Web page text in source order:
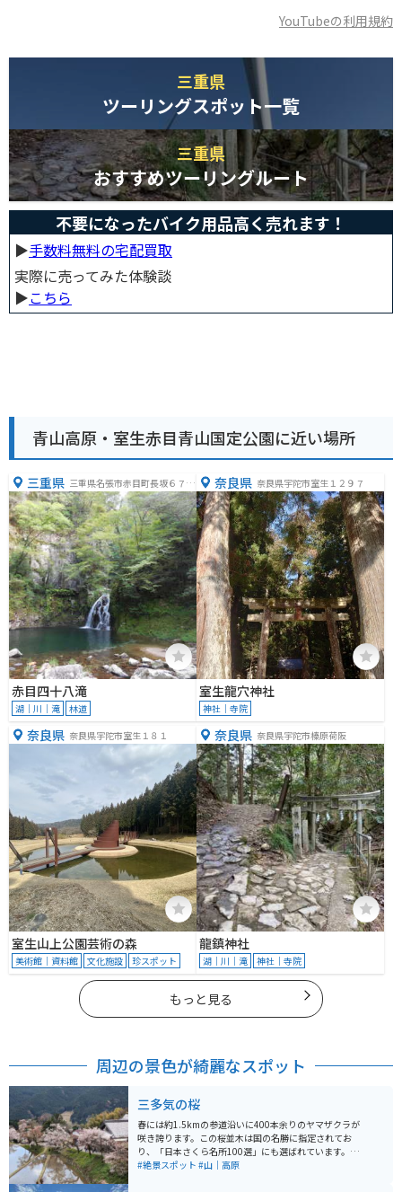
YouTubeの利用規約
三重県
ツーリングスポット一覧
三重県
おすすめツーリングルート
不要になったバイク用品高く売れます！
▶︎手数料無料の宅配買取
実際に売ってみた体験談
▶︎こちら
青山高原・室生赤目青山国定公園に近い場所
三重県 三重県名張市赤目町長坂６７１
−１
赤目四十八滝
湖｜川｜滝 林道
奈良県 奈良県宇陀市室生１２９７
室生龍穴神社
神社｜寺院
奈良県 奈良県宇陀市室生１８１
室生山上公園芸術の森
美術館｜資料館 文化施設 珍スポット
奈良県 奈良県宇陀市榛原荷阪
龍鎮神社
湖｜川｜滝 神社｜寺院
もっと見る
周辺の景色が綺麗なスポット
三多気の桜
春には約1.5kmの参道沿いに400本余りのヤマザクラが
咲き誇ります。この桜並木は国の名勝に指定されてお
り、「日本さくら名所100選」にも選ばれています。特
に有名なのは、馬子唄にも歌われた美しさで、桜の見頃
#絶景スポット #山｜高原